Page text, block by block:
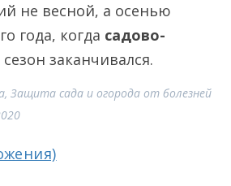
не весной, а осенью
года, когда садово-
сезон заканчивался.
Защита сада и огорода от болезней